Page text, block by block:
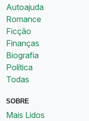
Autoajuda
Romance
Ficção
Finanças
Biografia
Política
Todas
SOBRE
Mais Lidos